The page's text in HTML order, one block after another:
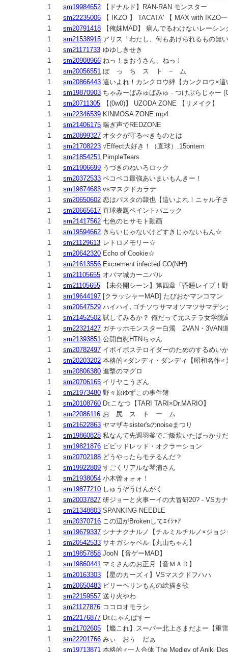
1
sm19984652
【ドナルド】RAN-RAN モンスター
1
sm22235006
【 IKZO 】 TACATA' 【 MAX with IKZO
1
sm20791418
【俺妹MAD】 病んでるわけないレーシン
1
sm21538915 アリス「わたし、何もあげられるもの無
1
sm21171733 ゆゆしきせき
1
sm20908966 ねっ！まおうさん、ねっ！
1
sm20056551 ぼ っ ち ス ト − ム
1
sm20866443 這いよれ！カンクロウ絆【カンクロウ×
1
sm19870903 ちゃみーぱみゅぱみゅ - つけぶらじゃー
1
sm20711305
【(0w0)】 UZODA ZONE 【リメイク】
1
sm22346539 KINMOSA ZONE.mp4
1
sm21406175 喘ぎ声でREDZONE
1
sm20899327 オタクが守るべきものとは
1
sm21708223 √Effect大好き！（直球）.15bntem
1
sm21854251 PimpleTears
1
sm21906699 うづきのねいろロック
1
sm20372533 ペコペコ最強あいまいもんきー！
1
sm19874683 vsマスクドカラテ
1
sm20650602 恋はパスタの隷也【這いよれ！ニャル子
1
sm20665617 直球表題ペイントパニック
1
sm21417562 七色のヒサモト動画
1
sm19594662 きらいじゃないけどすきじゃないもん☆
1
sm21129613 レトロメモリー☆
1
sm20642320 Echo of Cookie☆
1
sm21613556 Excrement infected.CO(NH²)
1
sm21105655 オバマ城カーニバル
1
sm21105655
【未公開シーン】第四章「昏睡レイプ！
1
sm19644197 [クラッシャーMAD] たぴおかマンコマン
1
sm20647529 ハイハイ､ゴチソウサマオソマツサマデ
1
sm21452502 試してみるか？ 俺だって元ステラ女学院
1
sm22321427 ガチッホモンスター白濁 2VAN・3VAN
1
sm21393851 公開自慰HTNちゃん
1
sm20782497 イボイボステロイダーのためのするめい
1
sm20203202 本格的♂ダンディ・ダンディ【昭和名作♂
1
sm20806380 進撃のマグロ
1
sm20706165 イリヤこうざん
1
sm21973480 野々原ゆずこの事件簿
1
sm20108760 Dr.こなつ【TARI TARI×Dr.MARIO】
1
sm22086116 お 尻 ス ト ー ム
1
sm21622863 ヤマザキsister'sのnoiseまつり
1
sm19860828 私なんて先週羽釜でご飯炊いたばっかり
1
sm19821876 ビビッドレッド・オクラーション
1
sm20702188 どうやったらモテるんだ？
1
sm19922809 すごくリアルな琴浦さん
1
sm21938054 小木曽ォォォ！
1
sm19877210 しゅうぞうけんがく
1
sm20037827 研ジョーと火事ーイの大冒研20? - VSカ
1
sm21348803 SPANKING NEEDLE
1
sm20370716 この辺がBrokenしてｴｲｼｬｱ
1
sm19679337 シナナクナルノ【チルミルチルノ×ジョジ
1
sm20542533 サキガシャベル【丸山ちゃん】
1
sm19857858 JooN【音ゲーMAD】
1
sm19860441 マミさんのお正月【音ＭＡＤ】
1
sm20163303
【星のカーズィ】VSマスクドフハハ
1
sm20650483 ビリーヘリンもんの絵描き歌
1
sm22159557 送り火やわ
1
sm21127876 ココロオモラシ
1
sm22176877 Dr.にゃんぱすー
1
sm21702605
【艦これ】スーパー北上さまだよー【重
1
sm22201766 みぃ おぅ だぁ
1
sm19713871 本格的♂一人合体 The Medley of Aniki